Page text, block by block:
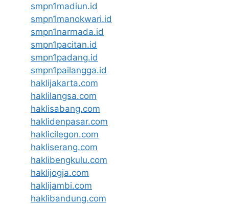
smpn1madiun.id
smpn1manokwari.id
smpn1narmada.id
smpn1pacitan.id
smpn1padang.id
smpn1pailangga.id
haklijakarta.com
haklilangsa.com
haklisabang.com
haklidenpasar.com
haklicilegon.com
hakliserang.com
haklibengkulu.com
haklijogja.com
haklijambi.com
haklibandung.com